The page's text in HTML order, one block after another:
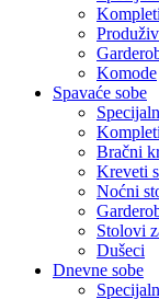
Kompleti
Komode
Spavaće sobe
Kompleti
Bračni
Kreveti
Noćni
Stolovi
Dušeci
Dnevne sobe